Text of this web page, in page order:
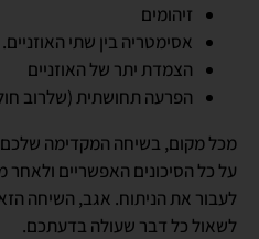
זיהומים
אסימטריה בין שתי האוזניים.
הצמדת יתר של האוזניים
הפרעה תחושתית (שלרוב
מכל מקום, בשיחה המקדימה
על כל הסיכונים האפשריים
לעבור את הניתוח. אגב, השיחה
לשאול כל דבר שעולה בדעתכם.